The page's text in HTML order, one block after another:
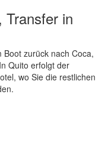
Transfer in
zurück nach Coca,
Quito erfolgt der
wo Sie die restlichen